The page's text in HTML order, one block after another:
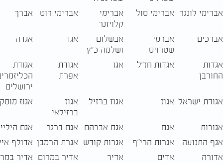
אברימי לונגר אברימי סול
אברימי
קלויזנר
אברימי רוט אברך
אברכים
אברמי
שטרויס
אבשלום
ושלמה כ"ץ
אגד אגדה
אגדות
החורבן
אגדות חז"ל אגו
אגודת
אפרת
אגודת
ירושלים
אגודת ישראל אגוז אגוז ברזיל
אגוז
ברזילאי
אגוז
אגורות אגם אגם אברהם אגם ברגר
אגם
אגף התנועה
אגרות הרי"ף אגרות קודש אגרת הרמבן אדולף
אדורה
אדים אדיר אדיר במרום אדיר